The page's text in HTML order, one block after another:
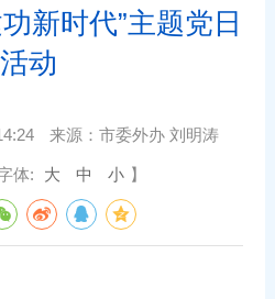
新时代”主题党日
活动
来源：市委外办 刘明涛
字体: 大 中 小 】